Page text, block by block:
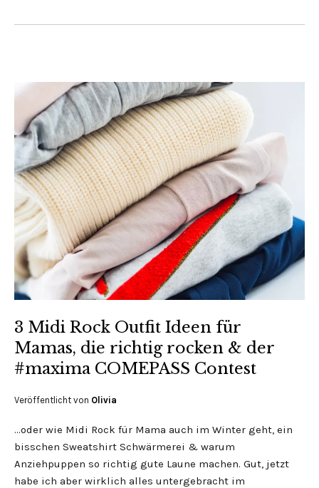
3 Midi Rock Outfit Ideen für
Mamas, die richtig rocken & der
#maxima COMEPASS Contest
Veröffentlicht von Olivia
…oder wie Midi Rock für Mama auch im Winter geht, ein
bisschen Sweatshirt Schwärmerei & warum
Anziehpuppen so richtig gute Laune machen. Gut, jetzt
habe ich aber wirklich alles untergebracht im